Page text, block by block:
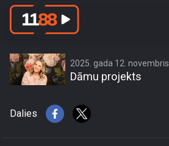
Baiba Braže par
2025. gada 12.
Dāmu projekts
Dalies